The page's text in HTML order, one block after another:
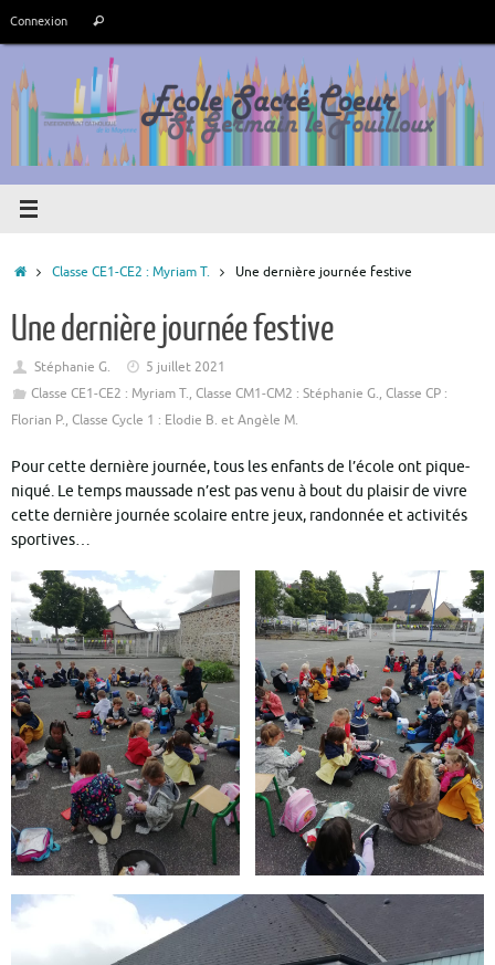
Connexion
:
Rechercher
Accueil
Classe CE1-CE2 : Myriam T. Une dernière journée festive
Une dernière journée festive
Stéphanie G.
5 juillet 2021
Classe CE1-CE2 : Myriam T., Classe CM1-CM2 : Stéphanie G., Classe CP :
Florian P., Classe Cycle 1 : Elodie B. et Angèle M.
Pour cette dernière journée, tous les enfants de l’école ont pique-
niqué. Le temps maussade n’est pas venu à bout du plaisir de vivre
cette dernière journée scolaire entre jeux, randonnée et activités
sportives…